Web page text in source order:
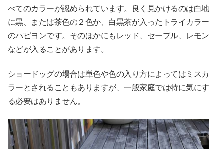
べてのカラーが認められています。良く見かけるのは白地
に黒、または茶色の２色か、白黒茶が入ったトライカラー
のパピヨンです。そのほかにもレッド、セーブル、レモン
などが入ることがあります。
ショードッグの場合は単色や色の入り方によってはミスカ
ラーとされることもありますが、一般家庭では特に気にす
る必要はありません。